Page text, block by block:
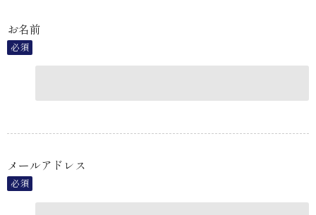
お名前
必須
メールアドレス
必須